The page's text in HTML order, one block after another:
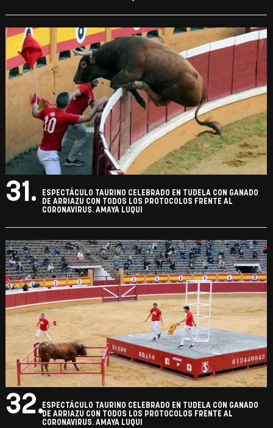
31.
ESPECTÁCULO TAURINO CELEBRADO EN TUDELA CON GANADO
DE ARRIAZU CON TODOS LOS PROTOCOLOS FRENTE AL
CORONAVIRUS. AMAYA LUQUI
32.ESPECTÁCULO TAURINO CELEBRADO EN TUDELA CON GANADO
DE ARRIAZU CON TODOS LOS PROTOCOLOS FRENTE AL
CORONAVIRUS. AMAYA LUQUI